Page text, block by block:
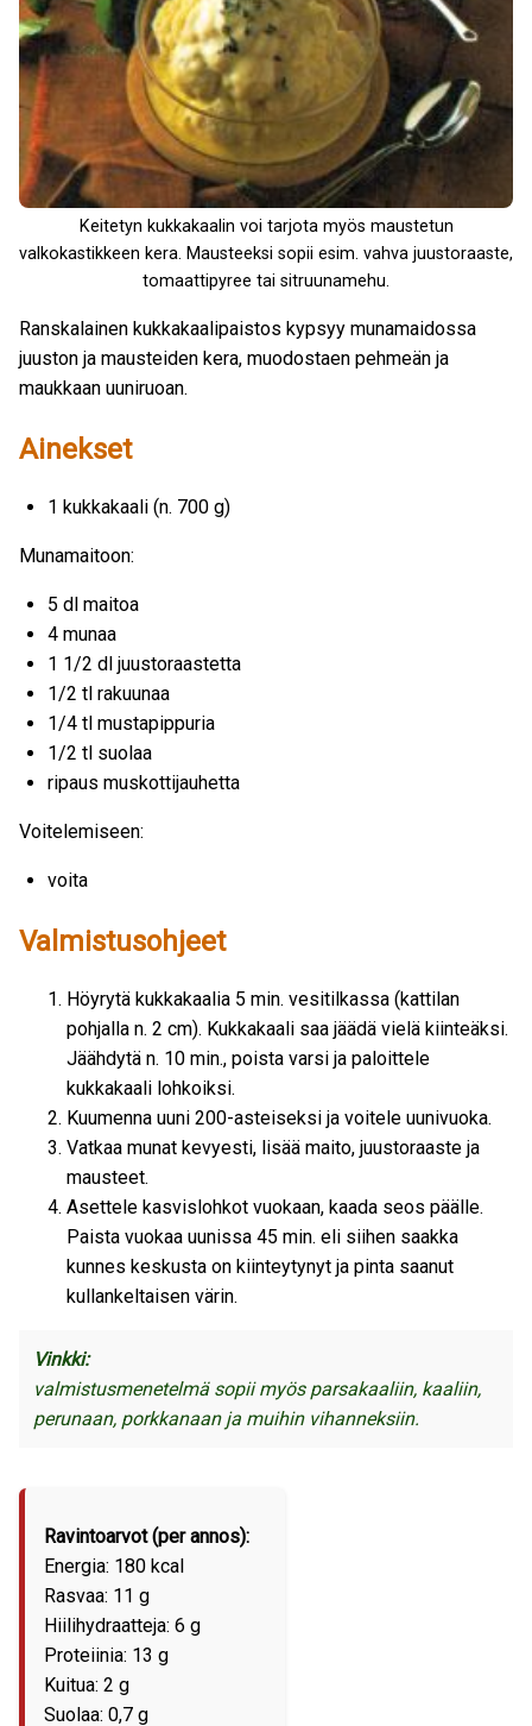
Keitetyn kukkakaalin voi tarjota myös maustetun
valkokastikkeen kera. Mausteeksi sopii esim. vahva juustoraaste,
tomaattipyree tai sitruunamehu.
Ranskalainen kukkakaalipaistos kypsyy munamaidossa
juuston ja mausteiden kera, muodostaen pehmeän ja
maukkaan uuniruoan.
Ainekset
1 kukkakaali (n. 700 g)
Munamaitoon:
5 dl maitoa
4 munaa
1 1/2 dl juustoraastetta
1/2 tl rakuunaa
1/4 tl mustapippuria
1/2 tl suolaa
ripaus muskottijauhetta
Voitelemiseen:
voita
Valmistusohjeet
Höyrytä kukkakaalia 5 min. vesitilkassa (kattilan
pohjalla n. 2 cm). Kukkakaali saa jäädä vielä kiinteäksi.
Jäähdytä n. 10 min., poista varsi ja paloittele
kukkakaali lohkoiksi.
Kuumenna uuni 200-asteiseksi ja voitele uunivuoka.
Vatkaa munat kevyesti, lisää maito, juustoraaste ja
mausteet.
Asettele kasvislohkot vuokaan, kaada seos päälle.
Paista vuokaa uunissa 45 min. eli siihen saakka
kunnes keskusta on kiinteytynyt ja pinta saanut
kullankeltaisen värin.
Vinkki:
valmistusmenetelmä sopii myös parsakaaliin, kaaliin,
perunaan, porkkanaan ja muihin vihanneksiin.
Ravintoarvot (per annos):
Energia: 180 kcal
Rasvaa: 11 g
Hiilihydraatteja: 6 g
Proteiinia: 13 g
Kuitua: 2 g
Suolaa: 0,7 g